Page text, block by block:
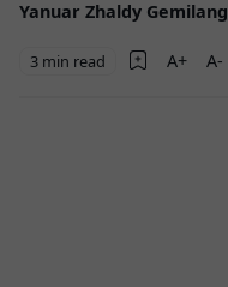
Yanuar Zhaldy Gemilang
3 min read